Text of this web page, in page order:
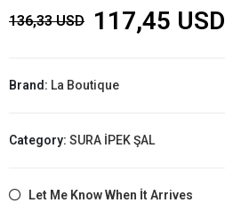
136,33 USD 117,45 USD
Brand: La Boutique
Category: SURA İPEK ŞAL
Let Me Know When İt Arrives